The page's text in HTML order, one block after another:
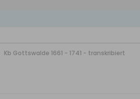
Kb Gottswalde 1661 - 1741 - transkribiert